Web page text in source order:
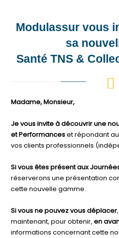
Modulassur vous
sa
Santé TNS &
Madame, Monsieur,
Je vous invite à découvrir une
et Performanceset répondant
vos clients professionnels
Si vous êtes présent aux
réserverons une présentation
cette nouvelle gamme.
Si vous ne pouvez vous déplacer
maintenant, pour obtenir,en
informations concernant cette